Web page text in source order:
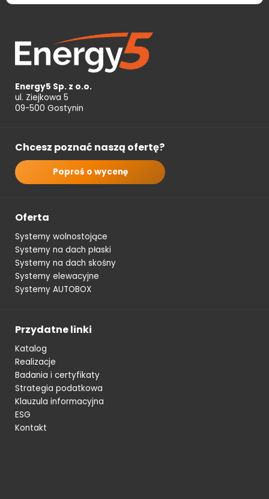
Energy5 Sp. z o.o.
ul. Ziejkowa 5
09-500 Gostynin
Chcesz poznać naszą ofertę?
Poproś o wycenę
Oferta
Systemy wolnostojące
Systemy na dach płaski
Systemy na dach skośny
Systemy elewacyjne
Systemy AUTOBOX
Przydatne linki
Katalog
Realizacje
Badania i certyfikaty
Strategia podatkowa
Klauzula informacyjna
ESG
Kontakt